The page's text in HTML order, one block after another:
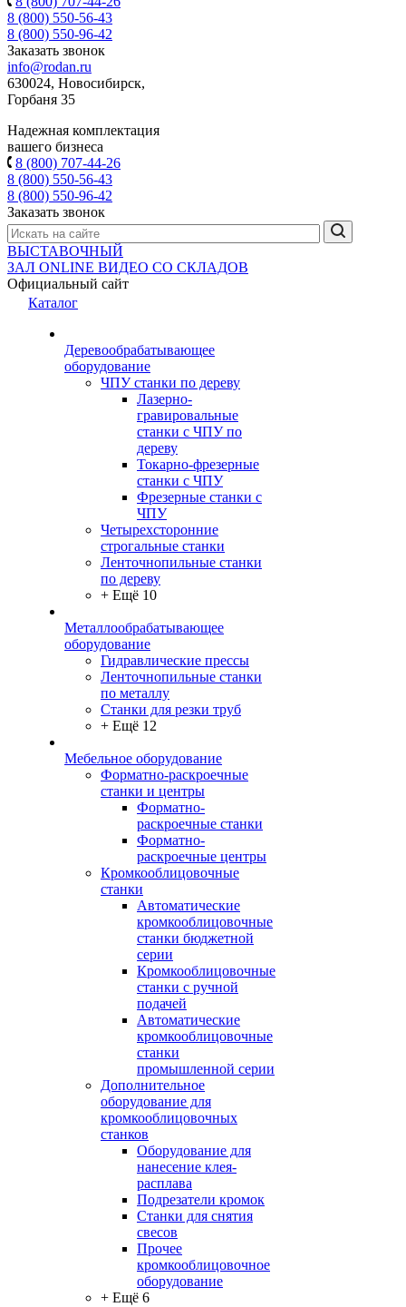
8 (800) 550-56-43
8 (800) 550-96-42
Заказать звонок
info@rodan.ru
630024, Новосибирск,
Горбаня 35
Надежная комплектация
вашего бизнеса
8 (800) 707-44-26
8 (800) 550-56-43
8 (800) 550-96-42
Заказать звонок
ВЫСТАВОЧНЫЙ
ЗАЛ ONLINE ВИДЕО СО СКЛАДОВ
Официальный сайт
Каталог
Деревообрабатывающее
оборудование
ЧПУ станки по дереву
Лазерно-
гравировальные
станки с ЧПУ по
дереву
Токарно-фрезерные
станки с ЧПУ
Фрезерные станки с
ЧПУ
Четырехсторонние
строгальные станки
Ленточнопильные станки
по дереву
+ Ещё 10
Металлообрабатывающее
оборудование
Гидравлические прессы
Ленточнопильные станки
по металлу
Станки для резки труб
+ Ещё 12
Мебельное оборудование
Форматно-раскроечные
станки и центры
Форматно-
раскроечные станки
Форматно-
раскроечные центры
Кромкооблицовочные
станки
Автоматические
кромкооблицовочные
станки бюджетной
серии
Кромкооблицовочные
станки с ручной
подачей
Автоматические
кромкооблицовочные
станки
промышленной серии
Дополнительное
оборудование для
кромкооблицовочных
станков
Оборудование для
нанесение клея-
расплава
Подрезатели кромок
Станки для снятия
свесов
Прочее
кромкооблицовочное
оборудование
+ Ещё 6